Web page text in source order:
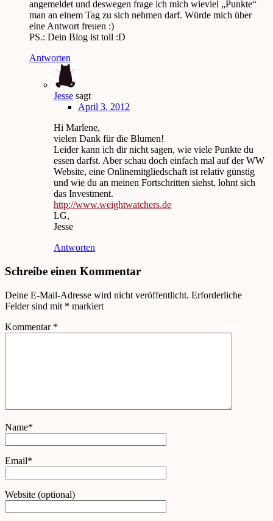
angemeldet und deswegen frage ich mich wieviel „Punkte“
man an einem Tag zu sich nehmen darf. Würde mich über
eine Antwort freuen :)
PS.: Dein Blog ist toll :D
Antworten
Jesse sagt
April 3, 2012
Hi Marlene,
vielen Dank für die Blumen!
Leider kann ich dir nicht sagen, wie viele Punkte du
essen darfst. Aber schau doch einfach mal auf der WW
Website, eine Onlinemitgliedschaft ist relativ günstig
und wie du an meinen Fortschritten siehst, lohnt sich
das Investment.
http://www.weightwatchers.de
LG,
Jesse
Antworten
Schreibe einen Kommentar
Deine E-Mail-Adresse wird nicht veröffentlicht. Erforderliche
Felder sind mit * markiert
Kommentar *
Name*
Email*
Website (optional)